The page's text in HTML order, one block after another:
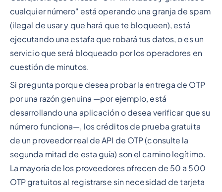
cualquier número" está operando una granja de spam
(ilegal de usar y que hará que te bloqueen), está
ejecutando una estafa que robará tus datos, o es un
servicio que será bloqueado por los operadores en
cuestión de minutos.
Si pregunta porque desea probar la entrega de OTP
por una razón genuina —por ejemplo, está
desarrollando una aplicación o desea verificar que su
número funciona—, los créditos de prueba gratuita
de un proveedor real de API de OTP (consulte la
segunda mitad de esta guía) son el camino legítimo.
La mayoría de los proveedores ofrecen de 50 a 500
OTP gratuitos al registrarse sin necesidad de tarjeta